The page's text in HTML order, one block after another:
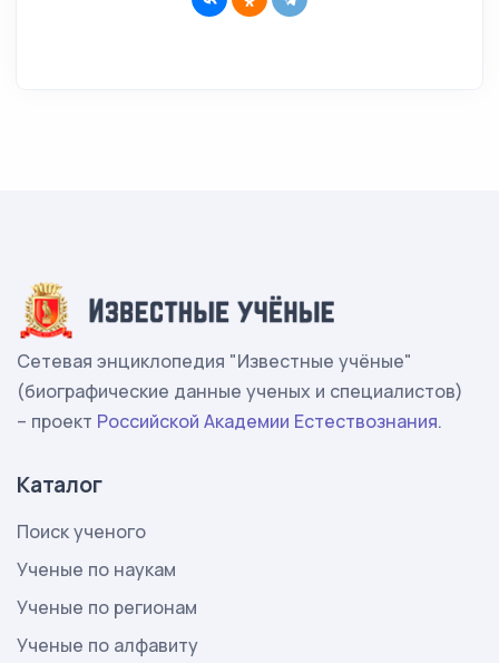
Сетевая энциклопедия "Известные учёные"
(биографические данные ученых и специалистов)
– проект Российской Академии Естествознания.
Каталог
Поиск ученого
Ученые по наукам
Ученые по регионам
Ученые по алфавиту